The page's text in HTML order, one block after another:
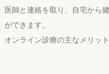
医師と連絡を取り、自宅から
ができます。
オンライン診療の主なメリッ